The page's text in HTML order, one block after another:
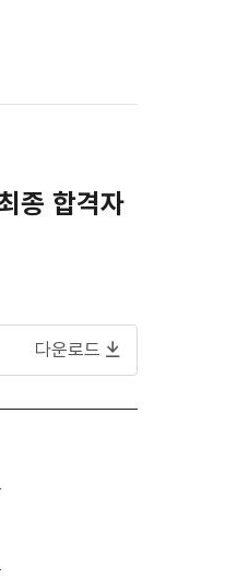
종 합격자
다운로드